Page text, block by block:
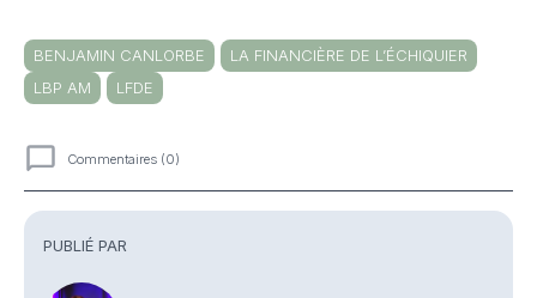
PUBLIÉ PAR
BENJAMIN CANLORBE
LA FINANCIÈRE DE L’ÉCHIQUIER
LBP AM
LFDE
Commentaires (0)